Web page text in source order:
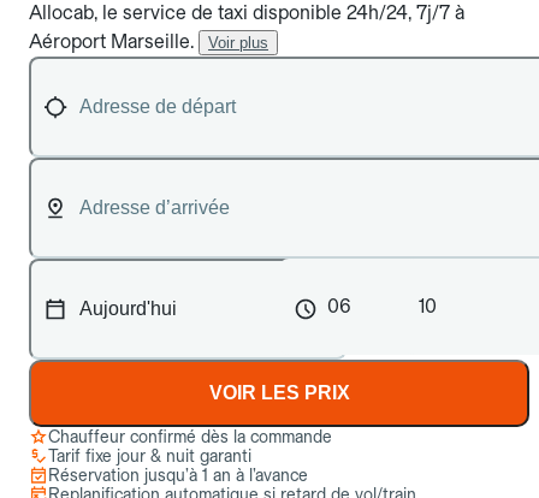
Allocab, le service de taxi disponible 24h/24, 7j/7 à
Aéroport Marseille.
Voir plus
06 10
VOIR LES PRIX
Chauffeur confirmé dès la commande
Tarif fixe jour & nuit garanti
Réservation jusqu’à 1 an à l’avance